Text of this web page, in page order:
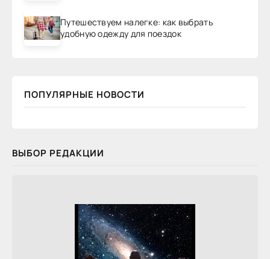
Путешествуем налегке: как выбрать
удобную одежду для поездок
ПОПУЛЯРНЫЕ НОВОСТИ
ВЫБОР РЕДАКЦИИ